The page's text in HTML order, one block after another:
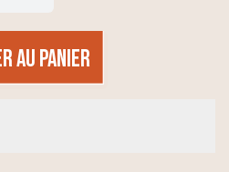
AU PANIER